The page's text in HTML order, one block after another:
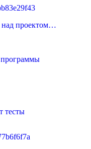
проектом…
тесты